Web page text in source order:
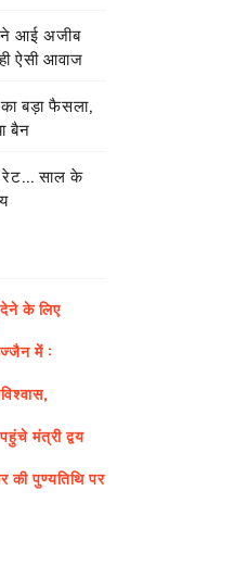
आई अजीब
ऐसी आवाज
बड़ा फैसला,
बैन
साल के
के लिए
में :
मंत्री द्वय
की पुण्यतिथि पर